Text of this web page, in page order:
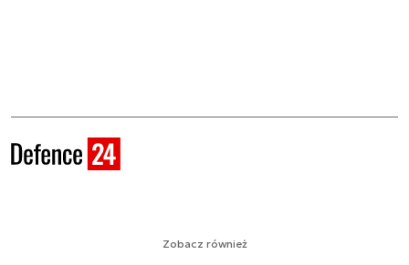
Zobacz również